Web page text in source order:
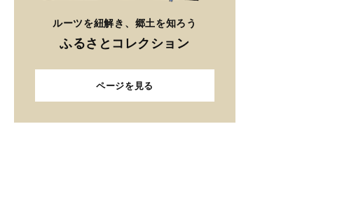
ルーツを紐解き、郷土を知ろう
ふるさとコレクション
ページを見る